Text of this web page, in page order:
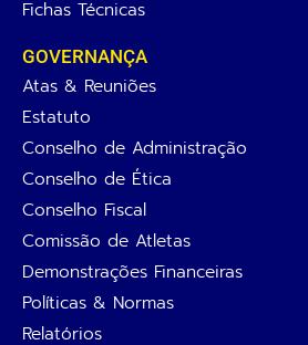
Fichas Técnicas
GOVERNANÇA
Atas & Reuniões
Estatuto
Conselho de Administração
Conselho de Ética
Conselho Fiscal
Comissão de Atletas
Demonstrações Financeiras
Políticas & Normas
Relatórios